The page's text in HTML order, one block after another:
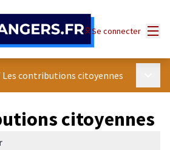
Se connecter
Les contributions citoyennes
citoyennes